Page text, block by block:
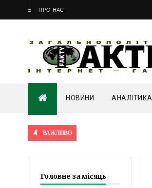
Ξ ПРО НАС
НОВИНИ АНАЛІТИКА
ВАЖЛИВО
Головне за місяць